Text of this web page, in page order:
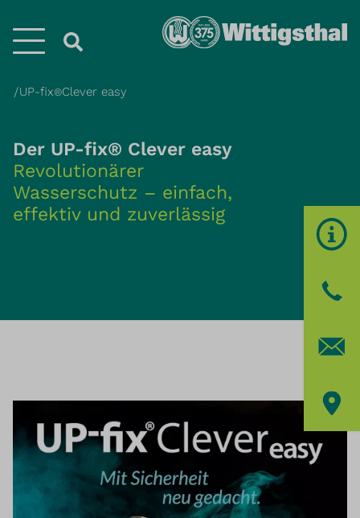
Menü
UP-fix®Clever easy
Der UP-fix® Clever easy
Revolutionärer
Wasserschutz – einfach,
effektiv und zuverlässig